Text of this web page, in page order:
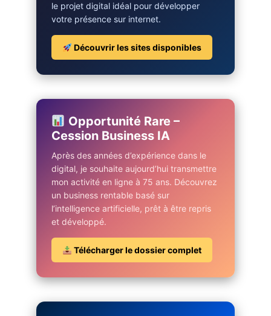
le projet digital idéal pour développer
votre présence sur internet.
Découvrir les sites disponibles
Opportunité Rare –
Cession Business IA
Après des années d’expérience dans le
digital, je souhaite aujourd’hui transmettre
mon activité en ligne à 75 ans. Découvrez
un business rentable basé sur
l’intelligence artificielle, prêt à être repris
et développé.
Télécharger le dossier complet